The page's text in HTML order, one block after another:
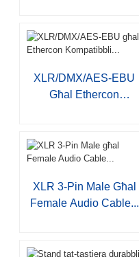
XLR/DMX/AES-EBU
Għal Ethercon
XLR 3-Pin Male Għal
Female Audio Cable...